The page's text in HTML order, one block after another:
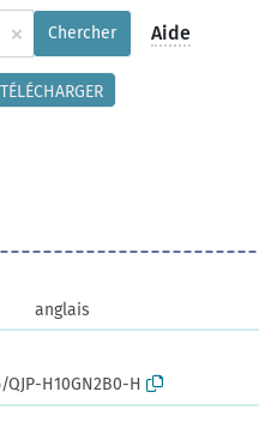
× Chercher Aide
TÉLÉCHARGER
anglais
H10GN2B0-H